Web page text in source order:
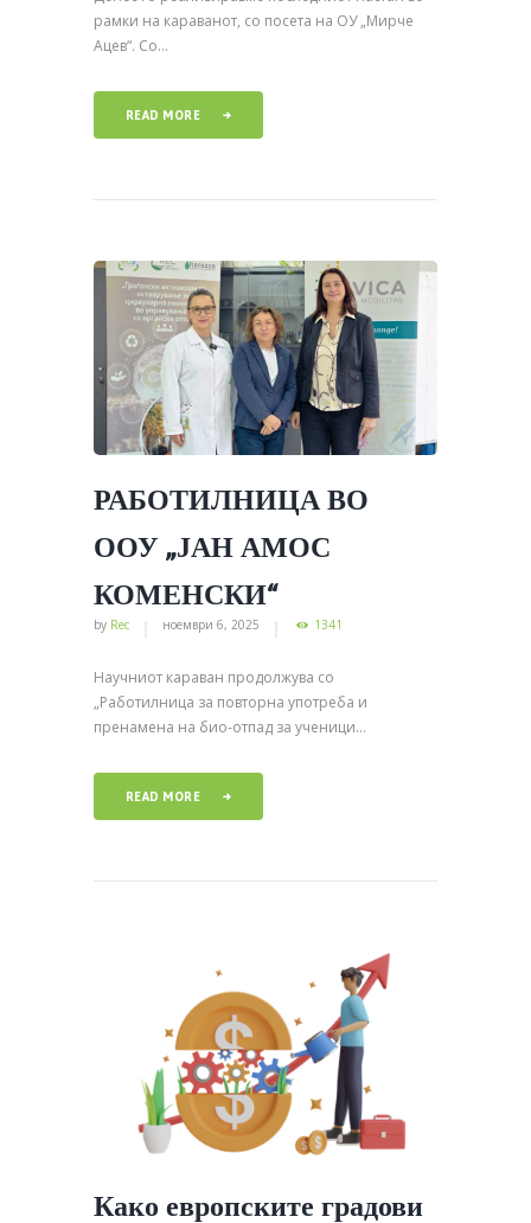
рамки на караванот, со посета на ОУ „Мирче
Ацев“. Со...
READ MORE
РАБОТИЛНИЦА ВО
ООУ „ЈАН АМОС
КОМЕНСКИ“
by Rec ноември 6, 2025 1341
Научниот караван продолжува со
„Работилница за повторна употреба и
пренамена на био-отпад за ученици...
READ MORE
Како европските градови